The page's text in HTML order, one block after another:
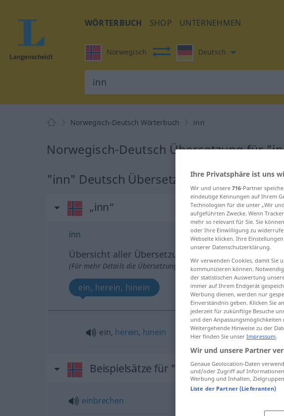
WÖRTERBUCH SHOP UNTERNEHMEN
Norwegisch Deutsch
Norwegisch-Deutsch Wörterbuch inn
Norwegisch-Deutsch Übersetzung für
"inn" Deutsch Übersetzung
„inn“
inn
Übersicht aller Übersetzungen
(Für mehr Details die Übersetzung anklicken/antippen)
ein, herein, hinein
ein, herein, hinein
Beispielsätze für "inn"
einbrechen
Ihre Privatsphäre ist uns
Wir und unsere 716-Partner
eindeutige Kennungen auf Ihrem
Technologien für die unter „Wir
aufgeführten Zwecke. Wenn
mehr so relevant für Sie. Sie
oder Ihre Einwilligung zu
Webseite klicken. Ihre
unserer Datenschutzerklärung.
Wir verwenden Cookies, damit Sie
kommunizieren können.
der statistischen Auswertung
immer auf Ihrem Endgerät
Werbung dienen, werden nur
Einverständnis geben. Klicken Sie
jederzeit für zukünftige Besuche
und den
Weitergehende Hinweise zu der
Hier finden Sie unser Impressum.
Wir und unsere Partner
Genaue Geolocation-Daten
und/oder Zugriff auf
Werbung und Inhalten,
Liste der Partner (Lieferanten)